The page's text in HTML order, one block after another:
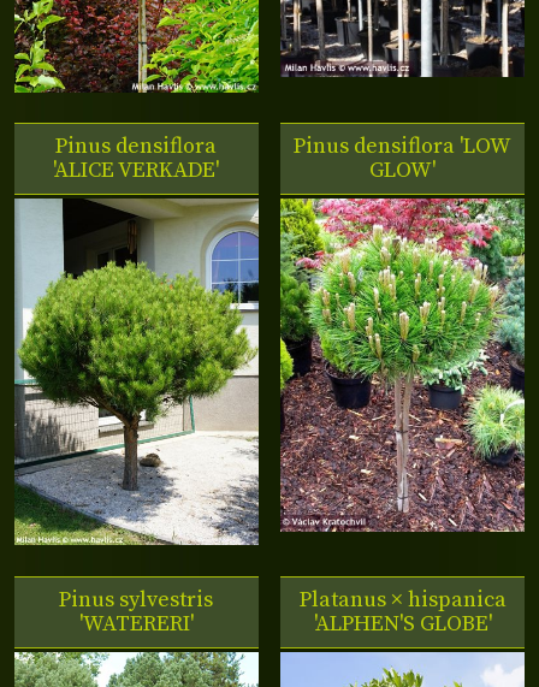
Pinus densiflora
'ALICE VERKADE'
Pinus densiflora 'LOW
GLOW'
Pinus sylvestris
'WATERERI'
Platanus × hispanica
'ALPHEN'S GLOBE'